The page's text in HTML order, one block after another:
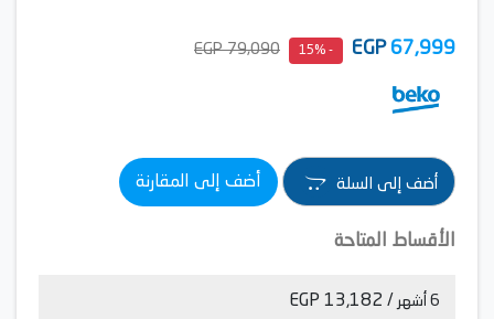
67,999
EGP
- 15%
79,090 EGP
أضف إلى السلة أضف إلى المقارنة
الأقساط المتاحة
6 أشهر / 13,182 EGP